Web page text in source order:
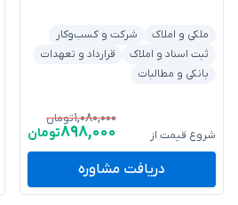
ملکی و املاک
شرکت و کسب‌وکار
ثبت اسناد و املاک
قرارداد و تعهدات
بانکی و مطالبات
شروع قیمت از
۱,۰۸۰,۰۰۰تومان
۸۹۸,۰۰۰تومان
دریافت مشاوره